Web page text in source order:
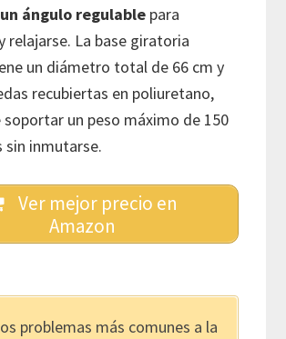
ángulo regulable para
relajarse. La base giratoria
un diámetro total de 66 cm y
recubiertas en poliuretano,
soportar un peso máximo de 150
inmutarse.
Ver mejor precio en
Amazon
problemas más comunes a la